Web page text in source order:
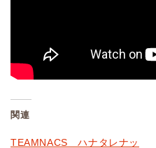
関連
TEAMNACS ハナタレナッ